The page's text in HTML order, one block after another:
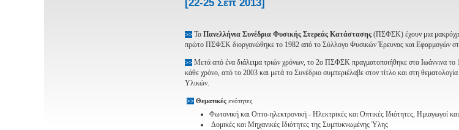
[22-25 Σεπ 2013]
>> Τα Πανελλήνια Συνέδρια Φυσικής Στερεάς Κατάστασης (ΠΣΦΣΚ) έχουν μια
πρώτο ΠΣΦΣΚ διοργανώθηκε το 1982 από το Σύλλογο Φυσικών Έρευνας και Εφαρμογών
>> Μετά από ένα διάλειμα τριών χρόνων, το 2ο ΠΣΦΣΚ πραγματοποιήθηκε στα Ιωάννινα
κάθε χρόνο, από το 2003 και μετά το Συνέδριο συμπεριέλαβε στον τίτλο και στη
Υλικών.
>> Θεματικές ενότητες
Φωτονική και Οπτο-ηλεκτρονική - Ηλεκτρικές και Οπτικές Ιδιότητες, Ημιαγωγοί και
Δομικές και Μηχανικές Ιδιότητες της Συμπυκνωμένης Ύλης